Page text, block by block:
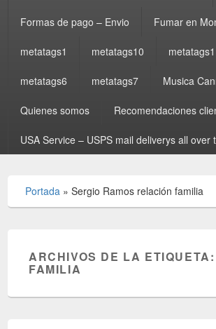
Formas de pago – Envio Fumar en
metatags1 metatags10
metatags6 metatags7 Musica
Quienes somos Recomendaciones
USA Service – USPS mail deliverys all over
Portada » Sergio Ramos relación familia
ARCHIVOS DE LA
FAMILIA